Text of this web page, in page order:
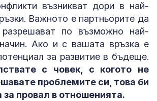
възникват дори в най-
Важното е партньорите да
по възможно най-
Ако и с вашата връзка е
за развитие в бъдеще.
с човек, с когото не
проблемите си, това би
за провал в отношенията.